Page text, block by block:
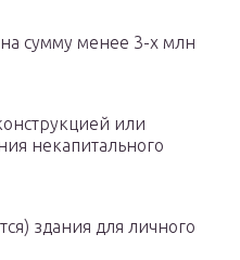
сумму менее 3-х млн
или
некапитального
здания для личного